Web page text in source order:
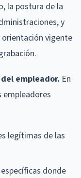
la postura de la
y
vigente
empleador. En
empleadores
legítimas de las
donde